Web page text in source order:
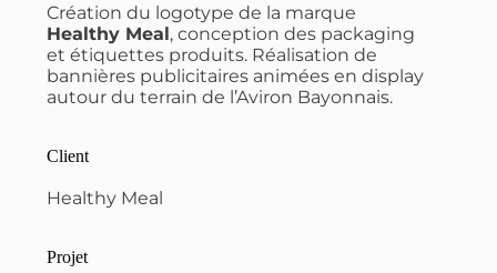
Création du logotype de la marque
Healthy Meal, conception des packaging
et étiquettes produits. Réalisation de
bannières publicitaires animées en display
autour du terrain de l’Aviron Bayonnais.
Client
Healthy Meal
Projet